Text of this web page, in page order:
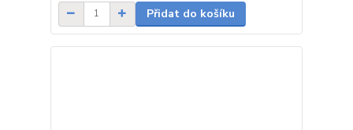
Přidat do košíku